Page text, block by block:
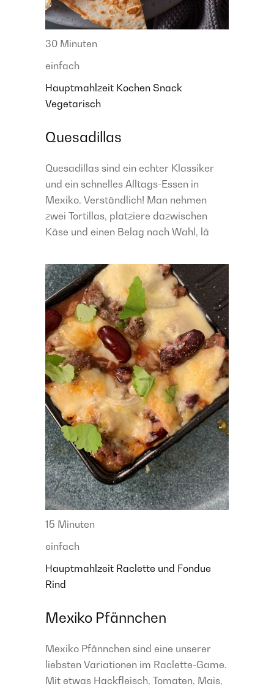
30 Minuten
einfach
Hauptmahlzeit Kochen Snack
Vegetarisch
Quesadillas
Quesadillas sind ein echter Klassiker
und ein schnelles Alltags-Essen in
Mexiko. Verständlich! Man nehmen
zwei Tortillas, platziere dazwischen
Käse und einen Belag nach Wahl, lä
15 Minuten
einfach
Hauptmahlzeit Raclette und Fondue
Rind
Mexiko Pfännchen
Mexiko Pfännchen sind eine unserer
liebsten Variationen im Raclette-Game.
Mit etwas Hackfleisch, Tomaten, Mais,